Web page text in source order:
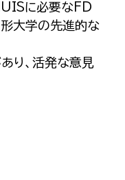
に必要なFD
形大学の先進的な
り、活発な意見